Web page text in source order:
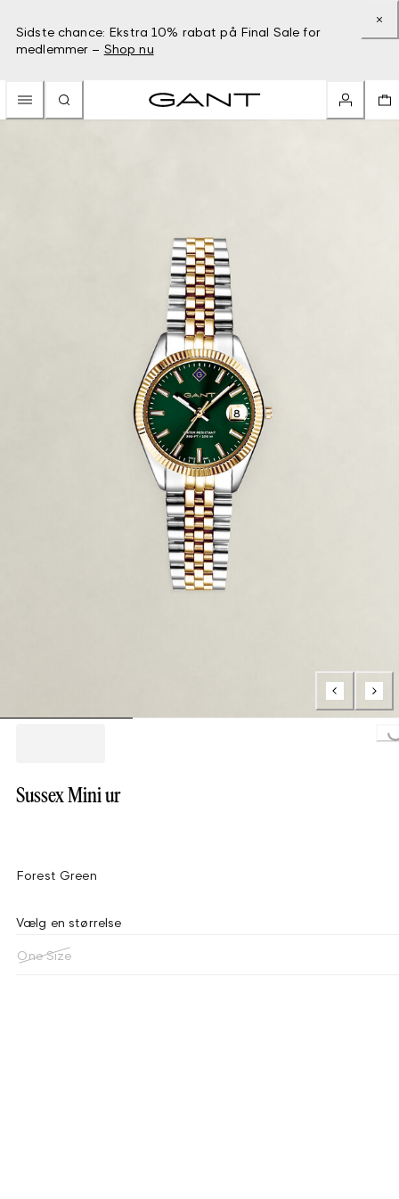
Sidste chance: Ekstra 10% rabat på Final Sale for
medlemmer – Shop nu
Sussex Mini ur
Forest Green
Vælg en størrelse
One Size